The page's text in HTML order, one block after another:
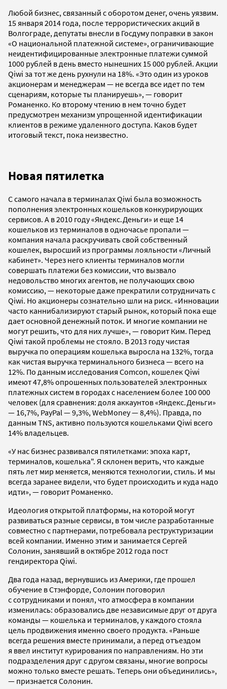
Любой бизнес, связанный с оборотом денег, очень уязвим.
15 января 2014 года, после террористических акций в
Волгограде, депутаты внесли в Госдуму поправки в закон
«О национальной платежной системе», ограничивающие
неидентифицированные электронные платежи суммой
1000 рублей в день вместо нынешних 15 000 рублей. Акции
Qiwi за тот же день рухнули на 18%. «Это один из уроков
акционерам и менеджерам — не всегда все идет по тем
сценариям, которые ты планируешь», — говорит
Романенко. Ко второму чтению в нем точно будет
предусмотрен механизм упрощенной идентификации
клиентов в режиме удаленного доступа. Каков будет
итоговый текст, пока неизвестно.
Новая пятилетка
С самого начала в терминалах Qiwi была возможность
пополнения электронных кошельков конкурирующих
сервисов. А в 2010 году «Яндекс.Деньги» и еще 14
кошельков из терминалов в одночасье пропали —
компания начала раскручивать свой собственный
кошелек, выросший из программы лояльности «Личный
кабинет». Через него клиенты терминалов могли
совершать платежи без комиссии, что вызвало
недовольство многих агентов, не получающих свою
комиссию, — некоторые даже прекратили сотрудничать с
Qiwi. Но акционеры сознательно шли на риск. «Инновации
часто каннибализируют старый рынок, который пока еще
дает основной денежный поток. И многие компании не
могут решить, что для них лучше», — говорит Ким. Перед
Qiwi такой проблемы не стояло. В 2013 году чистая
выручка по операциям кошелька выросла на 132%, тогда
как чистая выручка терминального бизнеса — всего на
12%. По данным исследования Comcon, кошелек Qiwi
имеют 47,8% опрошенных пользователей электронных
платежных систем в городах с населением более 100 000
человек (для сравнения: доля аккаунтов «Яндекс.Деньги»
— 16,7%, PayPal — 9,3%, WebMoney — 8,4%). Правда, по
данным ТNS, активно пользуются кошельками Qiwi всего
14% владельцев.
«У нас бизнес развивался пятилетками: эпоха карт,
терминалов, кошелька". Я склонен верить, что каждые
пять лет мир меняется, меняются технологии, стиль. И мы
всегда заранее видели, что будет происходить и куда надо
идти», — говорит Романенко.
Идеология открытой платформы, на которой могут
развиваться разные сервисы, в том числе разработанные
совместно с партнерами, потребовала реструктуризации
всей компании. Именно этим и занимается Сергей
Солонин, занявший в октябре 2012 года пост
гендиректора Qiwi.
Два года назад, вернувшись из Америки, где прошел
обучение в Стэнфорде, Солонин поговорил
с сотрудниками и понял, что атмосфера в компании
изменилась: образовались две независимые друг от друга
команды — кошелька и терминалов, у каждого стояла
цель продвижения именно своего продукта. «Раньше
всегда решения вместе принимали, а перед отъездом
я ввел институт курирования по направлениям. Но эти
подразделения друг с другом связаны, многие вопросы
можно только вместе решать. Теперь они объединились»,
— признается Солонин.